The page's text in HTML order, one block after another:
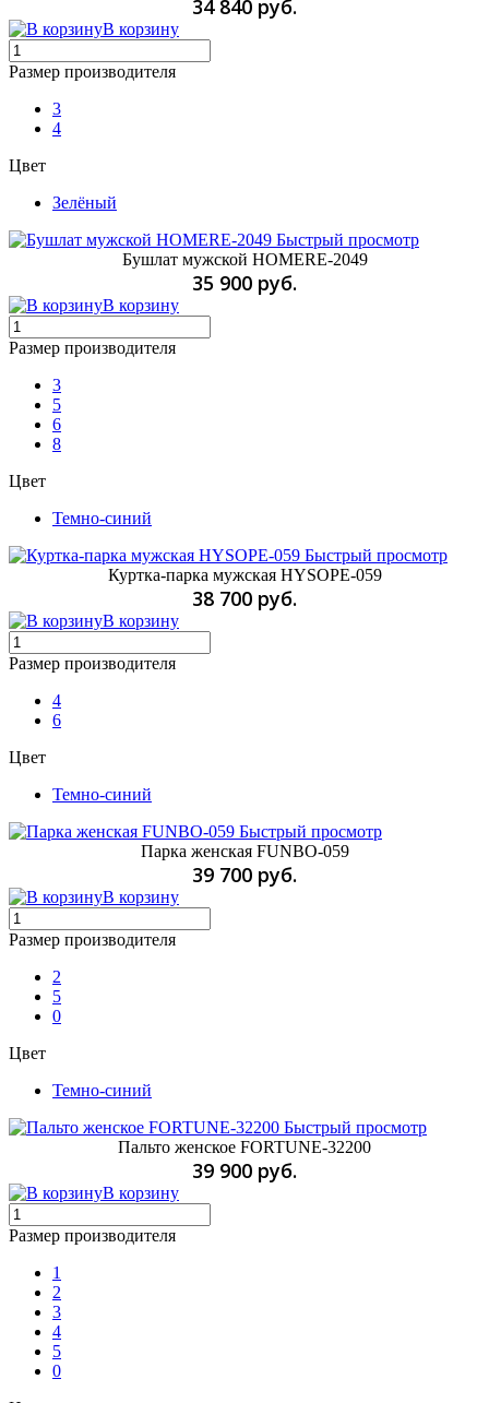
34 840 руб.
В корзину
Размер производителя
3
4
Цвет
Зелёный
Быстрый просмотр
Бушлат мужской HOMERE-2049
35 900 руб.
В корзину
Размер производителя
3
5
6
8
Цвет
Темно-синий
Быстрый просмотр
Куртка-парка мужская HYSOPE-059
38 700 руб.
В корзину
Размер производителя
4
6
Цвет
Темно-синий
Быстрый просмотр
Парка женская FUNBO-059
39 700 руб.
В корзину
Размер производителя
2
5
0
Цвет
Темно-синий
Быстрый просмотр
Пальто женское FORTUNE-32200
39 900 руб.
В корзину
Размер производителя
1
2
3
4
5
0